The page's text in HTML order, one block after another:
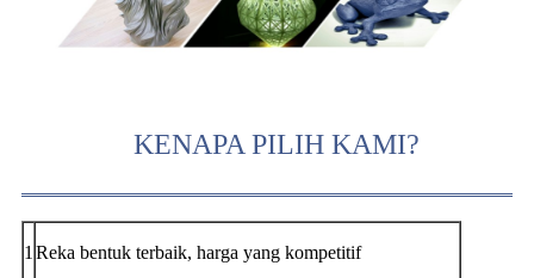
KENAPA PILIH KAMI?
1 Reka bentuk terbaik, harga yang kompetitif